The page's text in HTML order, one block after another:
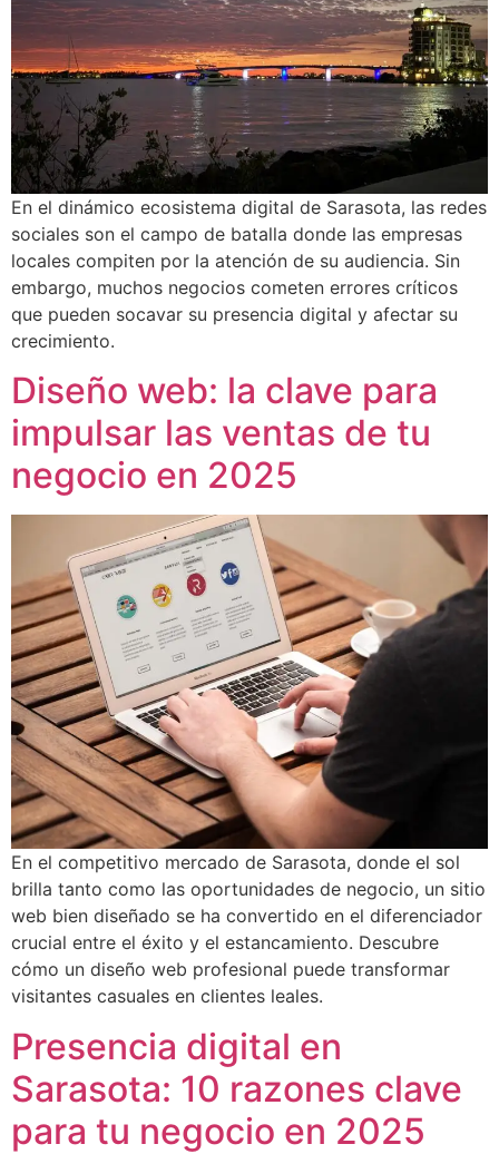
En el dinámico ecosistema digital de Sarasota, las redes
sociales son el campo de batalla donde las empresas
locales compiten por la atención de su audiencia. Sin
embargo, muchos negocios cometen errores críticos
que pueden socavar su presencia digital y afectar su
crecimiento.
Diseño web: la clave para
impulsar las ventas de tu
negocio en 2025
En el competitivo mercado de Sarasota, donde el sol
brilla tanto como las oportunidades de negocio, un sitio
web bien diseñado se ha convertido en el diferenciador
crucial entre el éxito y el estancamiento. Descubre
cómo un diseño web profesional puede transformar
visitantes casuales en clientes leales.
Presencia digital en
Sarasota: 10 razones clave
para tu negocio en 2025